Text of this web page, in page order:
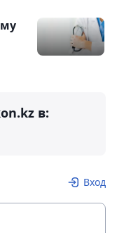
в:
Вход